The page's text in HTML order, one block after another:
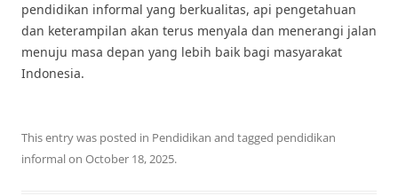
pendidikan informal yang berkualitas, api pengetahuan
dan keterampilan akan terus menyala dan menerangi jalan
menuju masa depan yang lebih baik bagi masyarakat
Indonesia.
This entry was posted in Pendidikan and tagged pendidikan
informalon October 18, 2025.